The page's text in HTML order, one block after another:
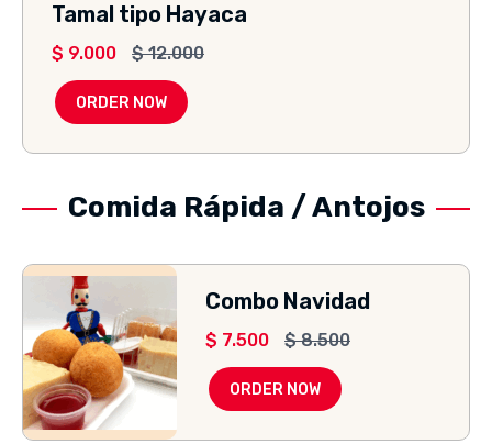
Tamal tipo Hayaca
$ 9.000 $12.000
ORDER NOW
Comida Rápida / Antojos
Combo Navidad
$ 7.500 $8.500
ORDER NOW